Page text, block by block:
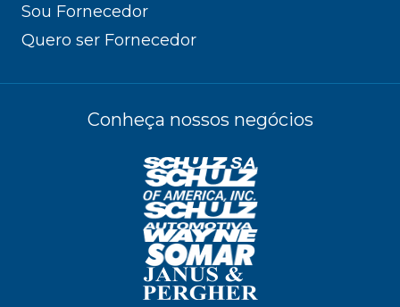
Sou Fornecedor
Quero ser Fornecedor
Conheça nossos negócios